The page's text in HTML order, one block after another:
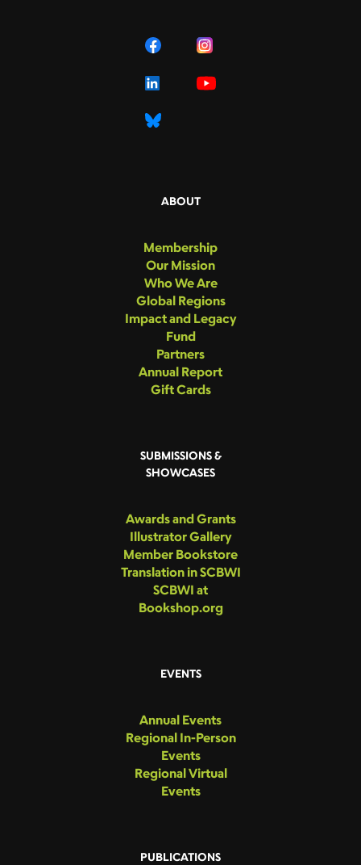
ABOUT
Membership
Our Mission
Who We Are
Global Regions
Impact and Legacy
Fund
Partners
Annual Report
Gift Cards
SUBMISSIONS &
SHOWCASES
Awards and Grants
Illustrator Gallery
Member Bookstore
Translation in SCBWI
SCBWI at
Bookshop.org
EVENTS
Annual Events
Regional In-Person
Events
Regional Virtual
Events
PUBLICATIONS